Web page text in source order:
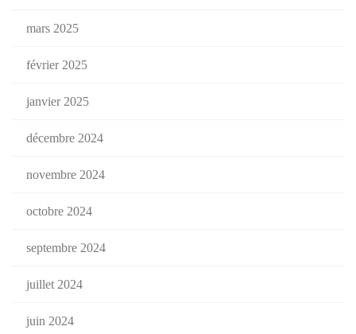
mars 2025
février 2025
janvier 2025
décembre 2024
novembre 2024
octobre 2024
septembre 2024
juillet 2024
juin 2024